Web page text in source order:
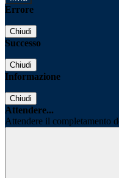
Errore
Chiudi
Successo
Chiudi
Informazione
Chiudi
Attendere...
Attendere il completamento